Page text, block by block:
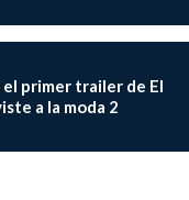
el primer trailer de El
a la moda 2